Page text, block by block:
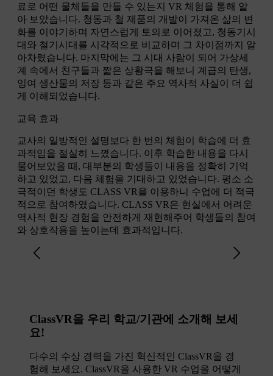
료로 어떤 물체들을 만들 수 있는지 VR 체험을 통해 알
아 보았습니다. 청동과 철 제품의 개발이 가져온 삶의 변
화를 이야기하며 자연스럽게 토의로 이어졌고, 청동기시
대와 철기시대를 시각적으로 비교하며 그 차이점까지 알
아차렸습니다. 마지막에는 그 시대 사람이 되어 가상세
계 속에서 친구들과 짧은 상황극을 해보니 계급의 탄생,
잉여 생산물의 저장 등과 같은 주요 역사적 사실이 더 쉽
게 이해되었습니다.
교육 효과
교사의 일방적인 설명보다 한 번의 체험이 학습에 더 효
과적임을 절실히 느꼈습니다. 이후 학습한 내용을 다시
물어보았을 때, 대부분의 학생들이 내용을 정확히 기억
하고 있었고, 다음 체험을 기대하고 있었습니다. 평소 소
극적이던 학생도 CLASS VR을 이용하니 수업에 더 적극
적으로 참여하였습니다. CLASS VR은 현실에서 어려운
역사적 현장 경험을 안전하게 재현해주어 학생들의 참여
와 상호작용을 높이는데 효과적입니다.
ClassVR을 우리 학교/기관에 소개해 보세
요!
다수의 수상 경력을 가진 혁신적인 ClassVR을 경
험해 보세요. ClassVR을 사용한 VR 수업을 어떻게